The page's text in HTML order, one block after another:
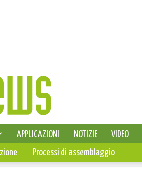
APPLICAZIONI NOTIZIE
VIDEO
Processi di assemblaggio